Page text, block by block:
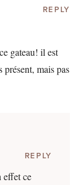
REPLY
gateau! il est
présent, mais pas
REPLY
effet ce